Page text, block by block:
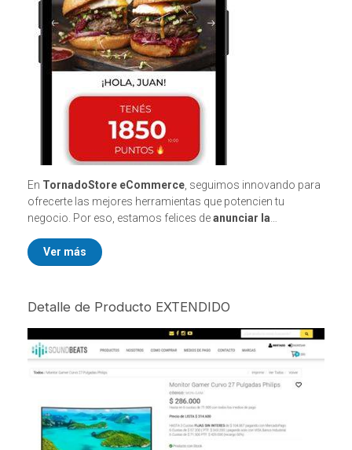
En TornadoStore eCommerce , seguimos innovando para
ofrecerte las mejores herramientas que potencien tu
negocio. Por eso, estamos felices deanunciar la
diseñada para ayudarte a construir relaciones duraderas
con tus clientes.
Ver más
Detalle de Producto EXTENDIDO